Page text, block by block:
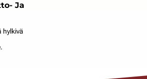
Ja
hylkivä